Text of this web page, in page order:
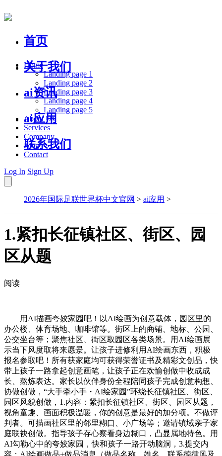
首页
关于我们
ai资讯
ai应用
联系我们
Home
Landing page 1
Landing page 2
Landing page 3
Landing page 4
Landing page 5
About Us
Services
Company
Blog
Contact
Log In Sign Up
2026年国际足联世界杯中文官网 > ai应用 >
1.紧扣长征镇社区、街区、园
区从题
阅读
用AI描画夸姣家园吧！以AI绘画为创意载体，园区里的
办公楼、体育场地、咖啡馆等。街区上的商铺、地标、公园、
公交坐台等；聚焦社区、街区取园区各类场景。用AI绘画展
示当下风度取将来愿景。让孩子进修利用AI绘画东西，积极
报名参取吧！所有获家庭均可获得荣誉证书及精彩文创品，快
带上孩子一路拿起创意画笔，让孩子正在欢愉创做中收成成
长、熬炼表达。家长以伙伴身份全程陪同孩子完成创意构想、
协做创做，“大手牵小手・AI绘家园”环绕长征镇社区、街区、
园区风貌创做，1.内容：紧扣长征镇社区、街区、园区从题，
视角童趣、画面积极温暖，你的创意是最好的加分项。不做评
判者。可描画社区里的邻里糊口、小广场等；邀请镇域亲子家
庭联袂创做。指导孩子存心察看身边糊口，凸显属地特色。用
AI勾勒心中的夸姣家园，快和孩子一路开动脑洞，3.提交内
容：AI绘画做品+做品消息（做品名称、姓名、联系德律风及